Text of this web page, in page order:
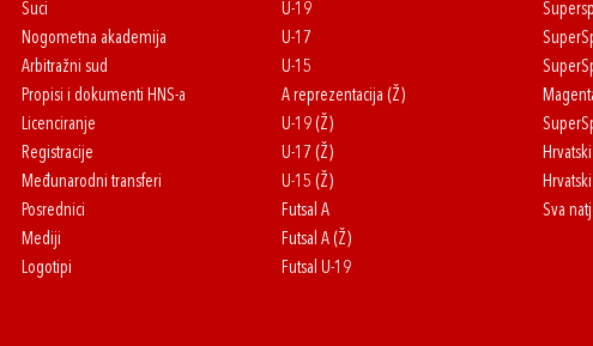
Suci
Nogometna akademija
Arbitražni sud
Propisi i dokumenti HNS-a
Licenciranje
Registracije
Međunarodni transferi
Posrednici
Mediji
Logotipi
U-19
U-17
U-15
A reprezentacija (Ž)
U-19 (Ž)
U-17 (Ž)
U-15 (Ž)
Futsal A
Futsal A (Ž)
Futsal U-19
Sva